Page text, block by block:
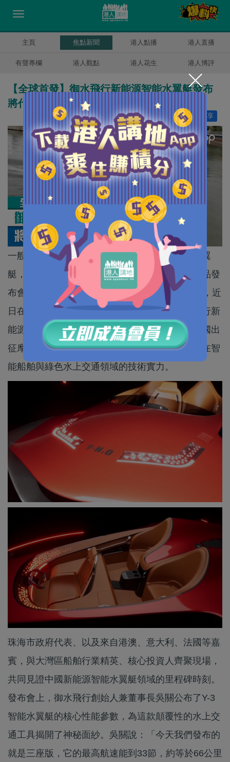
主頁 焦點新聞 港人點播 港人直播
有聲專欄 港人觀點 港人花生 港人博評
【全球首發】御水飛行新能源智能水翼艇發布
將代表中國出征國際賽
分享
讚好 8
一艘能夠在水面上「飛行」的國產新能源智能水翼
艇，正駛向全球頂級賽場。「馭浪啟航」全球新品發
布會暨第13屆摩納哥新能源船艇挑戰賽出征儀式，近
日在珠海橫琴天沐琴台舉行。活動現場，御水飛行新
能源智能水翼艇正式全球首發，並官宣將代表中國出
征摩納哥新能源船艇挑戰賽，向世界展示大灣區在智
能船舶與綠色水上交通領域的技術實力。
珠海市政府代表、以及來自港澳、意大利、法國等嘉
賓，與大灣區船舶行業精英、核心投資人齊聚現場，
共同見證中國新能源智能水翼艇領域的里程碑時刻。
發布會上，御水飛行創始人兼董事長吳關公布了Y-3
智能水翼艇的核心性能參數，為這款顛覆性的水上交
通工具揭開了神秘面紗。吳關說：「今天我們發布的
就是三座版，它的最高航速能到33節，約等於66公里